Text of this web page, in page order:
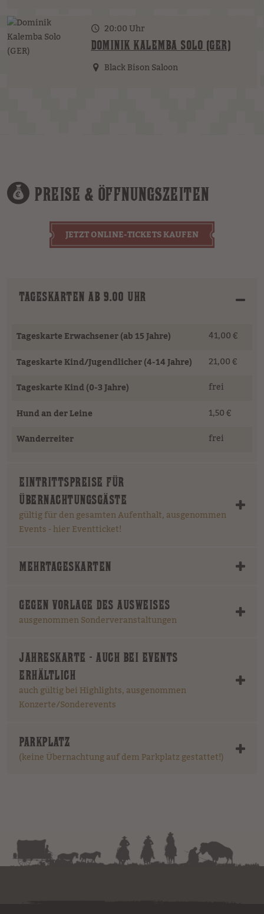
20:00 Uhr
DOMINIK KALEMBA SOLO (GER)
Black Bison Saloon
PREISE & ÖFFNUNGSZEITEN
JETZT ONLINE-TICKETS KAUFEN
TAGESKARTEN AB 9.00 UHR
Tageskarte Erwachsener (ab 15 Jahre)
41,00 €
Tageskarte Kind/Jugendlicher (4-14 Jahre)
21,00 €
Tageskarte Kind (0-3 Jahre)
frei
Hund an der Leine
1,50 €
Wanderreiter
frei
EINTRITTSPREISE FÜR
ÜBERNACHTUNGSGÄSTE
gültig für den gesamten Aufenthalt, ausgenommen
Events - hier Eventticket!
MEHRTAGESKARTEN
GEGEN VORLAGE DES AUSWEISES
ausgenommen Sonderveranstaltungen
JAHRESKARTE - AUCH BEI EVENTS
ERHÄLTLICH
auch gültig bei Highlights, ausgenommen
Konzerte/Sonderevents
PARKPLATZ
(keine Übernachtung auf dem Parkplatz gestattet!)